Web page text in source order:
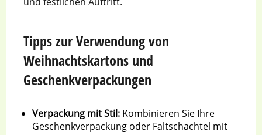
Tipps zur Verwendung von
Weihnachtskartons und
Geschenkverpackungen
Verpackung mit Stil: Kombinieren Sie Ihre
Geschenkverpackung oder Faltschachtel mit